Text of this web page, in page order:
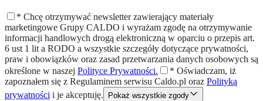
* Chcę otrzymywać newsletter zawierający materiały
marketingowe Grupy CALDO i wyrażam zgodę na otrzymywanie
informacji handlowych drogą elektroniczną w oparciu o przepis art.
6 ust 1 lit a RODO a wszystkie szczegóły dotyczące prywatności,
praw i obowiązków oraz zasad przetwarzania danych osobowych są
określone w naszej Polityce Prywatności. * Oświadczam, iż
zapoznałem się z Regulaminem serwisu Caldo.pl oraz Polityką
prywatności i je akceptuję. Pokaż wszystkie zgody